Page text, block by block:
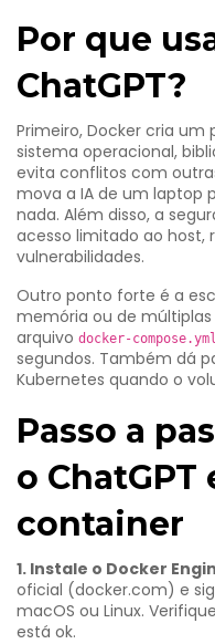
Por que
ChatGPT?
Primeiro, Docker cria
sistema operacional,
evita conflitos com
mova a IA de um laptop
nada. Além disso, a
acesso limitado ao host,
vulnerabilidades.
Outro ponto forte é a
memória ou de
arquivo docker-compose.yml
segundos. Também dá
Kubernetes quando o
Passo a
o ChatGPT
container
1. Instale o Docker
oficial (docker.com) e
macOS ou Linux.
está ok.